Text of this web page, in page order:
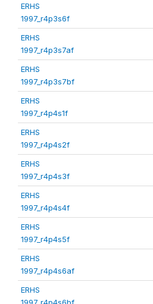
ERHS
1997_r4p3s6f
ERHS
1997_r4p3s7af
ERHS
1997_r4p3s7bf
ERHS
1997_r4p4s1f
ERHS
1997_r4p4s2f
ERHS
1997_r4p4s3f
ERHS
1997_r4p4s4f
ERHS
1997_r4p4s5f
ERHS
1997_r4p4s6af
ERHS
1997_r4p4s6bf